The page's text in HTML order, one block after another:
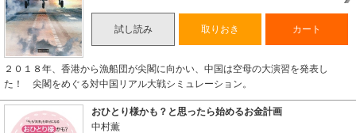
試し読み 取りおき カート
２０１８年、香港から漁船団が尖閣に向かい、中国は空母の大演習を発表し
た！ 尖閣をめぐる対中国リアル大戦シミュレーション。
おひとり様かも？と思ったら始めるお金計画
中村薫